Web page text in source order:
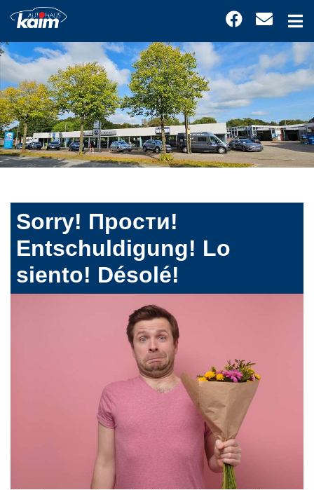
Sorry! Прости!
Entschuldigung! Lo
siento! Désolé!